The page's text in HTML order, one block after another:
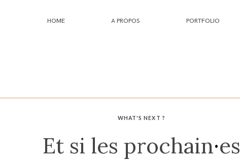
HOME A PROPOS PORTFOLIO
WHAT'S NEXT ?
Et si les prochain·es